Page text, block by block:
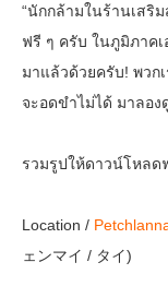
“นักกล้ามในร้านเสริ
ฟรี ๆ ครับ ในภูมิภาคเ
มาแล้วด้วยครับ! พวก
จะอดขำไม่ได้ มาลอ
รวมรูปให้ดาวน์โหลด
Location /
ェンマイ / タイ)